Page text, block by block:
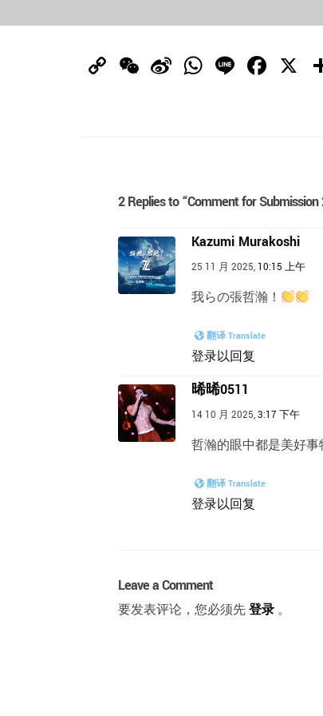
CopyWeChat
SinaWhatsApp
Line X
2 Replies to “Comment for Submission
Kazumi Murakoshi
25 11 月 2025, 10:15 上午
我らの張哲瀚！
翻译 Translate
登录以回复
晞晞0511
14 10 月 2025,3:17 下午
哲瀚的眼中都是美好事
翻译 Translate
登录以回复
Leave a Comment
要发表评论，您必须先 登录 。